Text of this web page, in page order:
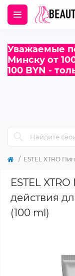
Уважаемые
Минску от
100 BYN -
ESTEL XTRO
ESTEL
действия
(100 ml)